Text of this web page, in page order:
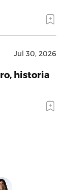
Jul 30, 2026
historia